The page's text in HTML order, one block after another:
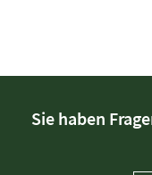
Sie haben